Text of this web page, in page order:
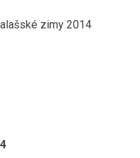
zimy 2014